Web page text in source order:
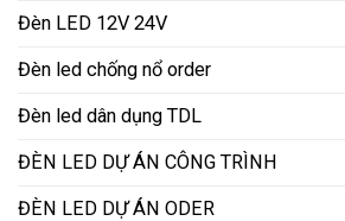
Đèn LED 12V 24V
Đèn led chống nổ order
Đèn led dân dụng TDL
ĐÈN LED DỰ ÁN CÔNG TRÌNH
ĐÈN LED DỰ ÁN ODER